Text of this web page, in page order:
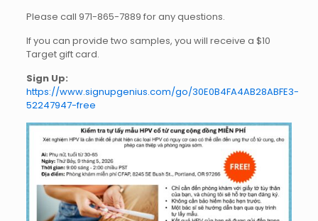
Please call 971-865-7889 for any questions.
If you can provide two samples, you will receive a $10
Target gift card.
Sign Up:
https://www.signupgenius.com/go/30E0B4FA4AB28ABFE3-
52247947-free